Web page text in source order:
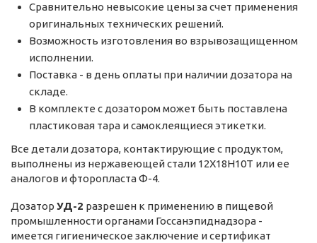
Сравнительно невысокие цены за счет применения
оригинальных технических решений.
Возможность изготовления во взрывозащищенном
исполнении.
Поставка - в день оплаты при наличии дозатора на
складе.
В комплекте с дозатором может быть поставлена
пластиковая тара и самоклеящиеся этикетки.
Все детали дозатора, контактирующие с продуктом,
выполнены из нержавеющей стали 12Х18Н10Т или ее
аналогов и фторопласта Ф-4.
Дозатор УД-2 разрешен к применению в пищевой
промышленности органами Госсанэпиднадзора -
имеется гигиеническое заключение и сертификат